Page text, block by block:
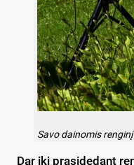
Savo dainomis
Dar iki prasidedant